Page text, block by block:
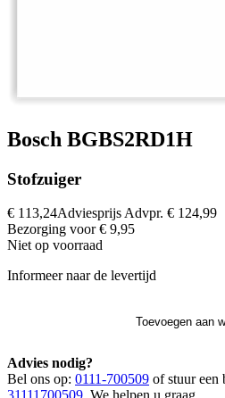
Bosch BGBS2RD1H
Stofzuiger
€ 113,24Adviesprijs Advpr. € 124,99
Bezorging voor € 9,95
Niet op voorraad
Informeer naar de levertijd
Toevoegen aan
Advies nodig?
Bel ons op: 0111-700509 of stuur een